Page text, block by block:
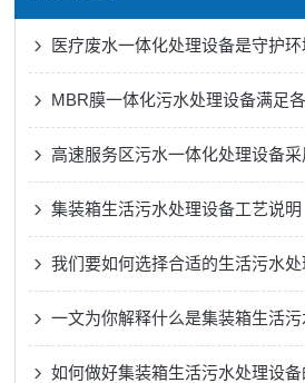
医疗废水一体化处理设备是守护
高速服务区污水一体化处理设备
集装箱生活污水处理设备工艺说明
我们要如何选择合适的生活污水
一文为你解释什么是集装箱生活
如何做好集装箱生活污水处理设备